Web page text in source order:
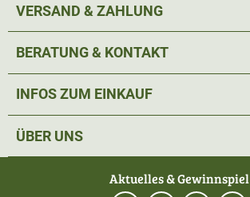
VERSAND & ZAHLUNG
BERATUNG & KONTAKT
INFOS ZUM EINKAUF
ÜBER UNS
Aktuelles & Gewinnspiel